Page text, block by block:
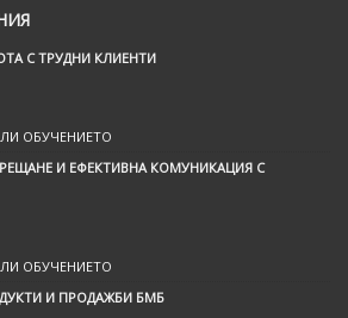
С ТРУДНИ КЛИЕНТИ
ОБУЧЕНИЕТО
И ЕФЕКТИВНА КОМУНИКАЦИЯ С
ОБУЧЕНИЕТО
И ПРОДАЖБИ БМБ